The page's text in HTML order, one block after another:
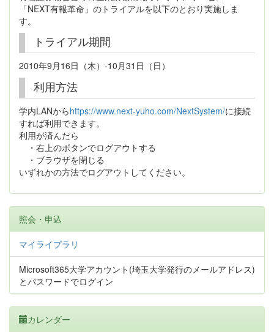
「NEXT有報革命」のトライアルを以下のとおり実施しま
す。
トライアル期間
2010年9月16日（木）-10月31日（日）
利用方法
学内LANからhttps://www.next-yuho.com/NextSystem/に接続
すれば利用できます。
利用が済んだら
・右上のボタンでログアウトする
・ブラウザを閉じる
いずれかの方法でログアウトしてください。
照会・申込
マイライブラリ
Microsoft365大学アカウント(埼玉大学発行のメールアドレス)
とパスワードでログイン
カレンダー